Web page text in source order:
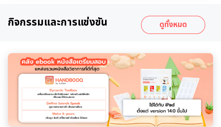
กิจกรรมและการแข่งขัน ดูทั้งหมด